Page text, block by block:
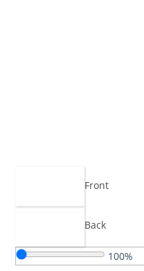
Front
Back
100%